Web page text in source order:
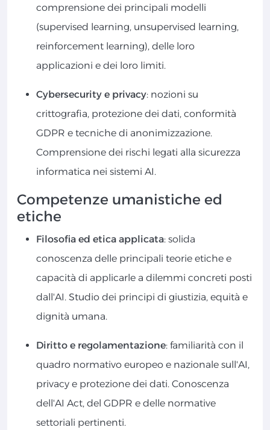
comprensione dei principali modelli
(supervised learning, unsupervised learning,
reinforcement learning), delle loro
applicazioni e dei loro limiti.
Cybersecurity e privacy: nozioni su
crittografia, protezione dei dati, conformità
GDPR e tecniche di anonimizzazione.
Comprensione dei rischi legati alla sicurezza
informatica nei sistemi AI.
Competenze umanistiche ed
etiche
Filosofia ed etica applicata: solida
conoscenza delle principali teorie etiche e
capacità di applicarle a dilemmi concreti posti
dall'AI. Studio dei principi di giustizia, equità e
dignità umana.
Diritto e regolamentazione: familiarità con il
quadro normativo europeo e nazionale sull'AI,
privacy e protezione dei dati. Conoscenza
dell'AI Act, del GDPR e delle normative
settoriali pertinenti.